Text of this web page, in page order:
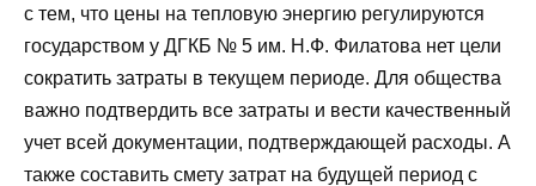
с тем, что цены на тепловую энергию регулируются
государством у ДГКБ № 5 им. Н.Ф. Филатова нет цели
сократить затраты в текущем периоде. Для общества
важно подтвердить все затраты и вести качественный
учет всей документации, подтверждающей расходы. А
также составить смету затрат на будущей период с